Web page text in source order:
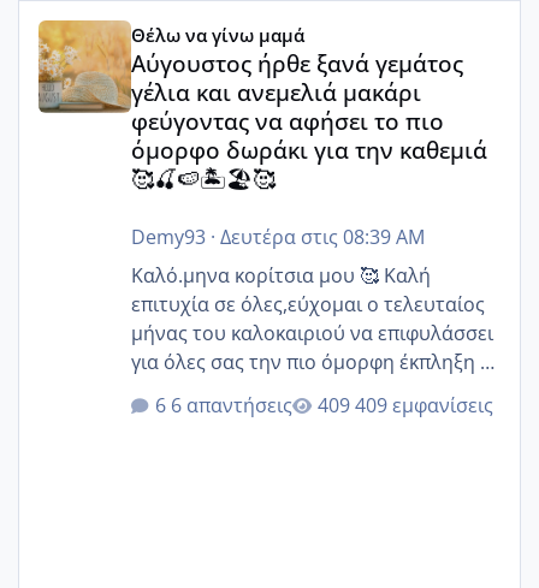
Αύγουστος ήρθε ξανά γεμάτος γέλια και ανεμελιά
Θέλω να γίνω μαμά
Αύγουστος ήρθε ξανά γεμάτος
γέλια και ανεμελιά μακάρι
φεύγοντας να αφήσει το πιο
όμορφο δωράκι για την καθεμιά
🥰🍒🍉🏝️🏖️🥰
Demy93· Δευτέρα στις 08:39 AM
Καλό.μηνα κορίτσια μου 🥰 Καλή
επιτυχία σε όλες,εύχομαι ο τελευταίος
μήνας του καλοκαιριού να επιφυλάσσει
για όλες σας την πιο όμορφη έκπληξη 🧿
@Elk @Melikara86 @Παρασκευαιδου
@Zenia z @melitiniღ @Christi.D.
6 απαντήσεις 409 εμφανίσεις